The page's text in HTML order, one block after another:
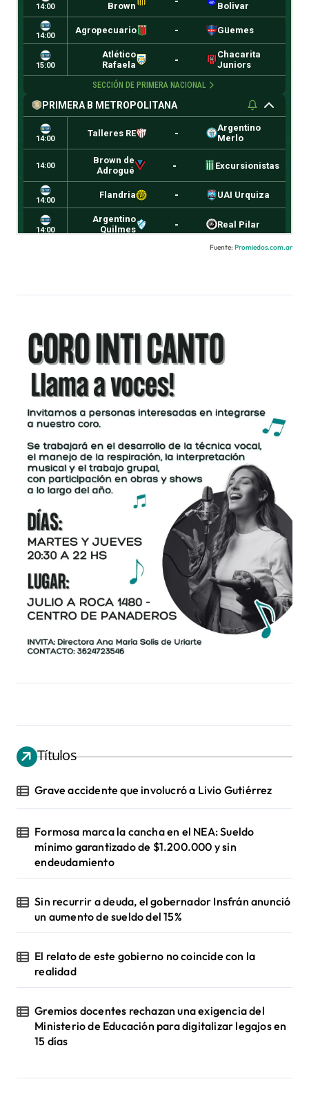
Fuente: Promiedos.com.ar
Títulos
Grave accidente que involucró a Livio Gutiérrez
Formosa marca la cancha en el NEA: Sueldo
mínimo garantizado de $1.200.000 y sin
endeudamiento
Sin recurrir a deuda, el gobernador Insfrán anunció
un aumento de sueldo del 15%
El relato de este gobierno no coincide con la
realidad
Gremios docentes rechazan una exigencia del
Ministerio de Educación para digitalizar legajos en
15 días